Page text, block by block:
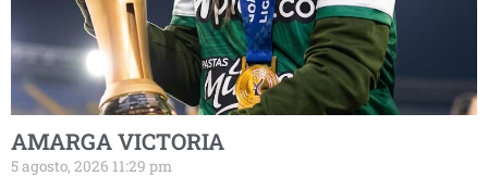
AMARGA VICTORIA
5 agosto, 2026 11:29 pm